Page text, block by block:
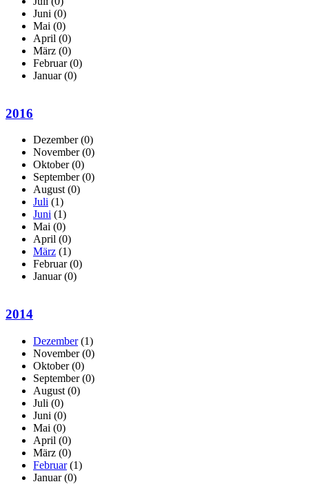
Juni (0)
Mai (0)
April (0)
März (0)
Februar(0)
Januar(0)
2016
Dezember(0)
November(0)
Oktober(0)
September(0)
August(0)
Juli (1)
Juni (1)
Mai (0)
April (0)
März (1)
Februar(0)
Januar(0)
2014
Dezember (1)
November(0)
Oktober(0)
September(0)
August (0)
Juli (0)
Juni (0)
Mai (0)
April (0)
März (0)
Februar (1)
Januar(0)